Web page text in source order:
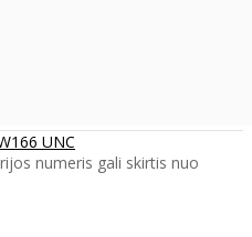
UNC
numeris gali skirtis nuo